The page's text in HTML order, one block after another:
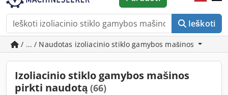
Ieškoti
/ ... / Naudotas izoliacinio stiklo gamybos mašinos
Izoliacinio stiklo gamybos mašinos
pirkti naudotą(66)